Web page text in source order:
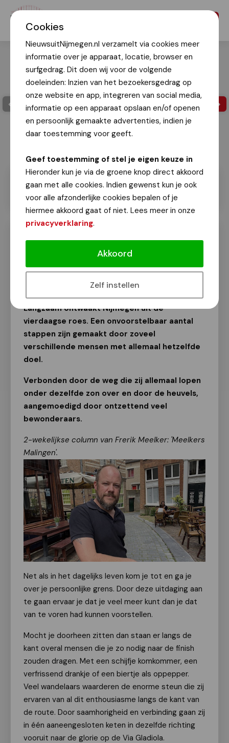
Cookies
NieuwsuitNijmegen.nl verzamelt via cookies meer
informatie over je apparaat, locatie, browser en
surfgedrag. Dit doen wij voor de volgende
doeleinden: Inzien van het bezoekersgedrag op
onze website en app, integreren van social media,
informatie op een apparaat opslaan en/of openen
en persoonlijk gemaakte advertenties, indien je
daar toestemming voor geeft.
Geef toestemming of stel je eigen keuze in
Hieronder kun je via de groene knop direct akkoord
gaan met alle cookies. Indien gewenst kun je ook
voor alle afzonderlijke cookies bepalen of je
hiermee akkoord gaat of niet. Lees meer in onze
privacyverklaring.
Akkoord
Zelf instellen
[column] Meelkers Malingen,
Middelpunt Van De Wereld.
Door: Frerik Meelker
Langzaam ontwaakt Nijmegen uit de
vierdaagse roes. Een onvoorstelbaar aantal
stappen zijn gemaakt door zoveel
verschillende mensen met allemaal hetzelfde
doel.
Verbonden door de weg die zij allemaal lopen
onder dezelfde zon over en door de heuvels,
aangemoedigd door ontzettend veel
bewonderaars.
2-wekelijkse column van Frerik Meelker: 'Meelkers
Malingen'.
Net als in het dagelijks leven kom je tot en ga je
over je persoonlijke grens. Door deze uitdaging aan
te gaan ervaar je dat je veel meer kunt dan je dat
van te voren had kunnen voorstellen.
Mocht je doorheen zitten dan staan er langs de
kant overal mensen die je zo nodig naar de finish
zouden dragen. Met een schijfje komkommer, een
verfrissend drankje of een biertje als oppepper.
Veel wandelaars waarderen de enorme steun die zij
ervaren van al dit enthousiasme langs de kant van
de route. Door saamhorigheid en verbinding gaan zij
in één aaneengesloten keten in dezelfde richting
vooruit naar de glorie op de Via Gladiola.